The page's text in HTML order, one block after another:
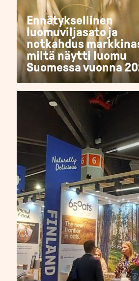
Ennätyksellinen
luomuviljasato ja
notkahdus
miltä näytti luomu
Suomessa vuonna